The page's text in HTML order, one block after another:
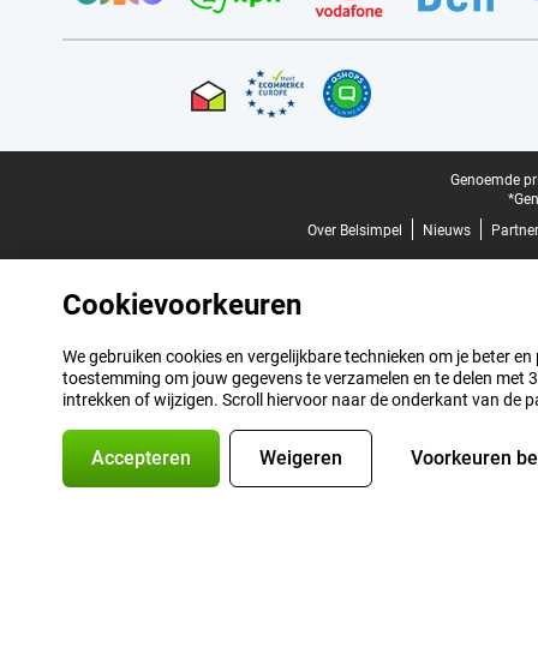
Genoemde
Over Belsimpel
Nieuws
Cookievoorkeuren
We gebruiken cookies en vergelijkbare technieken om je beter
toestemming om jouw gegevens te verzamelen en te delen
intrekken of wijzigen. Scroll hiervoor naar de onderkant van de
Accepteren Weigeren Voorkeuren